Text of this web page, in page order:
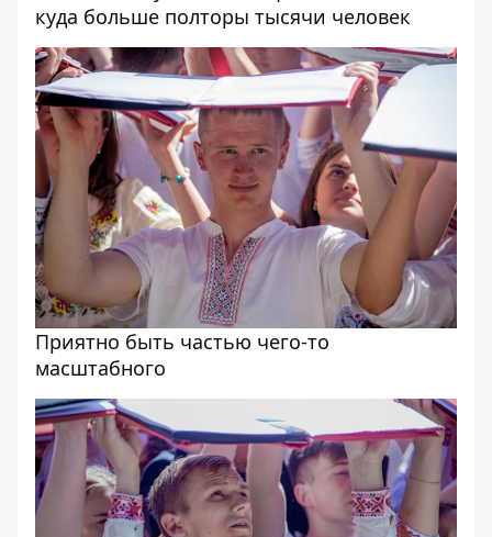
куда больше полторы тысячи человек
Приятно быть частью чего-то
масштабного